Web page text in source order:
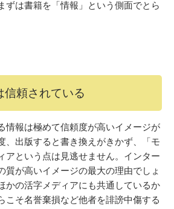
ずは書籍を「情報」という側面でとら
頼されている
情報は極めて信頼度が高いイメージが
、出版すると書き換えがきかず、「モ
アという点は見逃せません。インター
質が高いイメージの最大の理由でしょ
かの活字メディアにも共通しているか
こそ名誉棄損など他者を誹謗中傷する